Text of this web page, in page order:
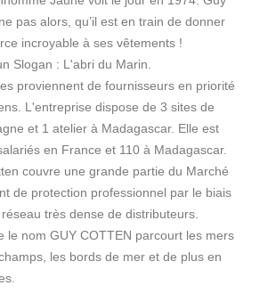
pas alors, qu’il est en train de donner
incroyable à ses vêtements !
Slogan : L'abri du Marin.
proviennent de fournisseurs en priorité
L'entreprise dispose de 3 sites de
et 1 atelier à Madagascar. Elle est
en France et 110 à Madagascar.
couvre une grande partie du Marché
de protection professionnel par le biais
très dense de distributeurs.
le nom GUY COTTEN parcourt les mers
les bords de mer et de plus en